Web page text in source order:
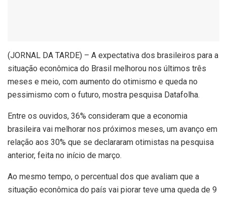
(JORNAL DA TARDE) – A expectativa dos brasileiros para a
situação econômica do Brasil melhorou nos últimos três
meses e meio, com aumento do otimismo e queda no
pessimismo com o futuro, mostra pesquisa Datafolha.
Entre os ouvidos, 36% consideram que a economia
brasileira vai melhorar nos próximos meses, um avanço em
relação aos 30% que se declararam otimistas na pesquisa
anterior, feita no início de março.
Ao mesmo tempo, o percentual dos que avaliam que a
situação econômica do país vai piorar teve uma queda de 9